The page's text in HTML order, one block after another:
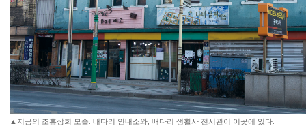
▲지금의 조흥상회 모습. 배다리 안내소와, 배다리 생활사 전시관이 이곳에 있다.